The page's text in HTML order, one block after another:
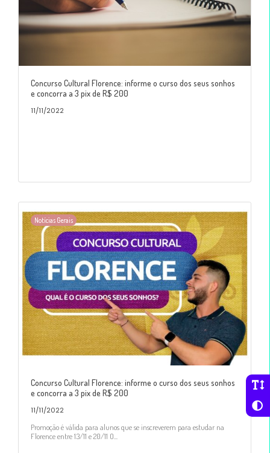
Concurso Cultural Florence: informe o curso dos seus sonhos
e concorra a 3 pix de R$ 200
11/11/2022
Notícias Gerais
Concurso Cultural Florence: informe o curso dos seus sonhos
e concorra a 3 pix de R$ 200
11/11/2022
Promoção é válida para alunos que se inscreverem para estudar na
Florence entre 13/11 e 20/11 O...